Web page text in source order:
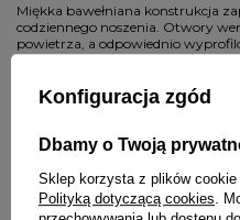
Miękka bawełniana konstrukcja
codziennego noszenia. Otwory
powietrza, a odpowiednio
przed słońcem podczas zabawy
komfort przez cały dzień.
się z:
Konfiguracja zgód
Dbamy o Twoją
Sklep korzysta z plików cookie
Polityką dotyczącą cookies.